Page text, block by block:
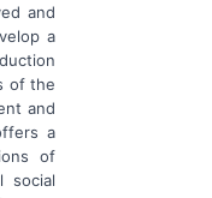
and
a
of the
and
a
of
social